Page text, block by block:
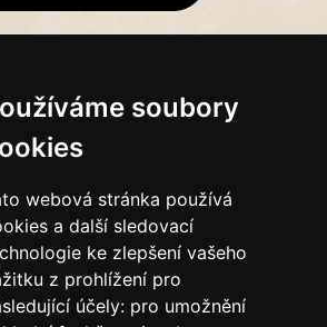
soubory
webová stránka používá
a další sledovací
ke zlepšení vašeho
z prohlížení pro
účely: pro umožnění
Cimrmanova Zpravodaje
je společnost